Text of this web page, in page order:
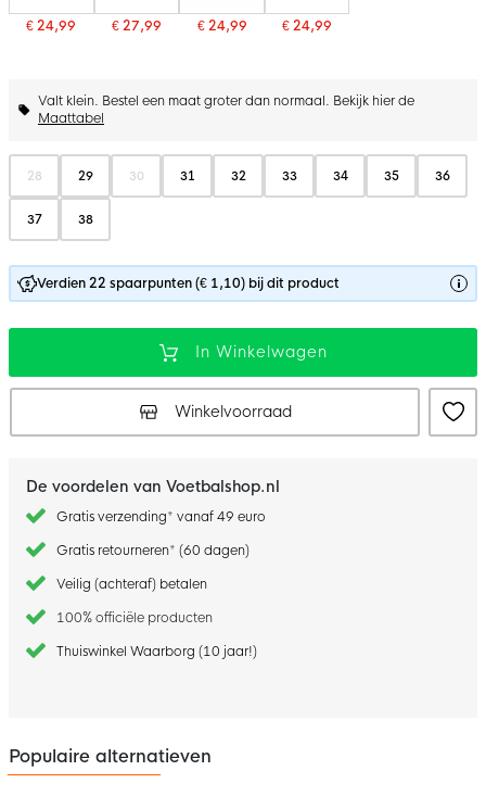
€ 24,99 € 27,99 € 24,99 € 24,99
28 29 30 31 32 33 34 35 36
37 38
Valt klein. Bestel een maat groter dan normaal. Bekijk hier de
Maattabel
Verdien 22 spaarpunten (€ 1,10) bij dit product
In Winkelwagen
Winkelvoorraad
De voordelen van Voetbalshop.nl
Gratis verzending* vanaf 49 euro
Gratis retourneren* (60 dagen)
Veilig (achteraf) betalen
100% officiële producten
Thuiswinkel Waarborg (10 jaar!)
Populaire alternatieven